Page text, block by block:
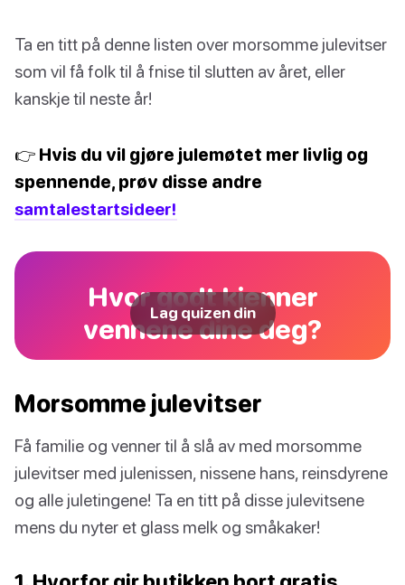
Ta en titt på denne listen over morsomme julevitser
som vil få folk til å fnise til slutten av året, eller
kanskje til neste år!
👉 Hvis du vil gjøre julemøtet mer livlig og
spennende, prøv disse andre
samtalestartsideer!
Hvor godt kjenner
vennene dine deg?
Lag quizen din
Morsomme julevitser
Få familie og venner til å slå av med morsomme
julevitser med julenissen, nissene hans, reinsdyrene
og alle juletingene! Ta en titt på disse julevitsene
mens du nyter et glass melk og småkaker!